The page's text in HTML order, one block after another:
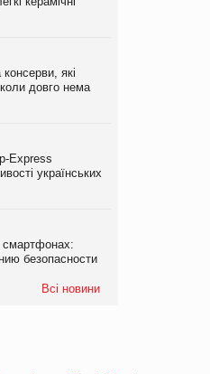
які
довго нема
Express
українських
безопасности
Всі новини